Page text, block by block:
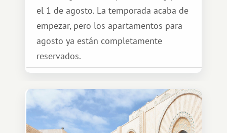
el 1 de agosto. La temporada acaba de
empezar, pero los apartamentos para
agosto ya están completamente
reservados.